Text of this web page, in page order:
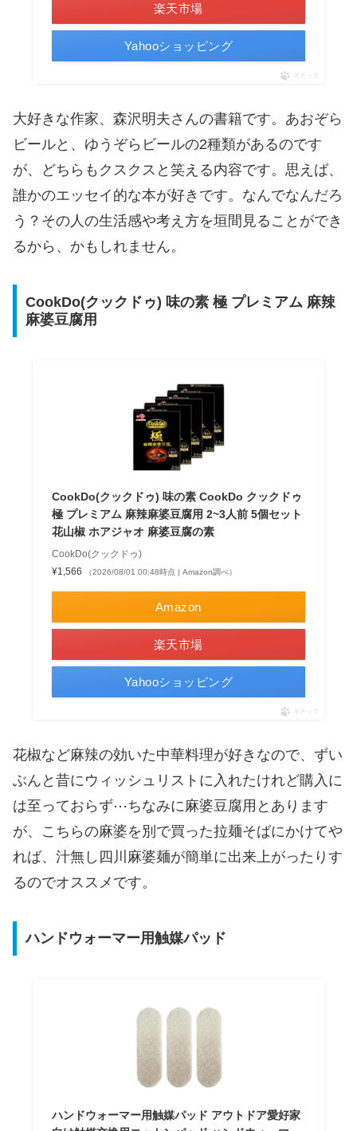
楽天市場
Yahooショッピング
ポチップ
大好きな作家、森沢明夫さんの書籍です。あおぞら
ビールと、ゆうぞらビールの2種類があるのです
が、どちらもクスクスと笑える内容です。思えば、
誰かのエッセイ的な本が好きです。なんでなんだろ
う？その人の生活感や考え方を垣間見ることができ
るから、かもしれません。
CookDo(クックドゥ) 味の素 極 プレミアム 麻辣
麻婆豆腐用
CookDo(クックドゥ) 味の素 CookDo クックドゥ
極 プレミアム 麻辣麻婆豆腐用 2~3人前 5個セット
花山椒 ホアジャオ 麻婆豆腐の素
CookDo(クックドゥ)
¥1,566
（2026/08/01 00:48時点 | Amazon調べ）
Amazon
楽天市場
Yahooショッピング
ポチップ
花椒など麻辣の効いた中華料理が好きなので、ずい
ぶんと昔にウィッシュリストに入れたけれど購入に
は至っておらず⋯ちなみに麻婆豆腐用とあります
が、こちらの麻婆を別で買った拉麺そばにかけてや
れば、汁無し四川麻婆麺が簡単に出来上がったりす
るのでオススメです。
ハンドウォーマー用触媒パッド
ハンドウォーマー用触媒パッド アウトドア愛好家